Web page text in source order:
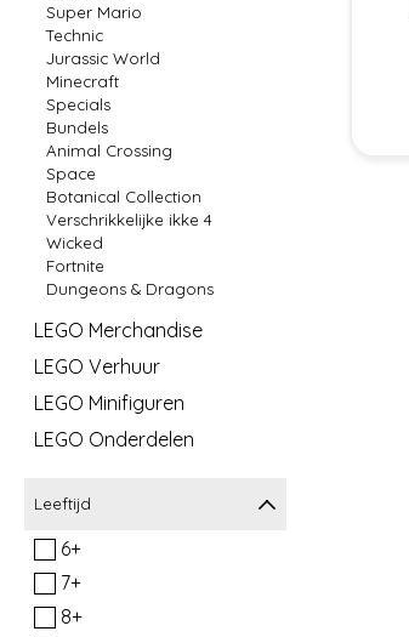
Super Mario
Technic
Jurassic World
Minecraft
Specials
Bundels
Animal Crossing
Space
Botanical Collection
Verschrikkelijke ikke 4
Wicked
Fortnite
Dungeons & Dragons
LEGO Merchandise
LEGO Verhuur
LEGO Minifiguren
LEGO Onderdelen
Leeftijd
6+
7+
8+